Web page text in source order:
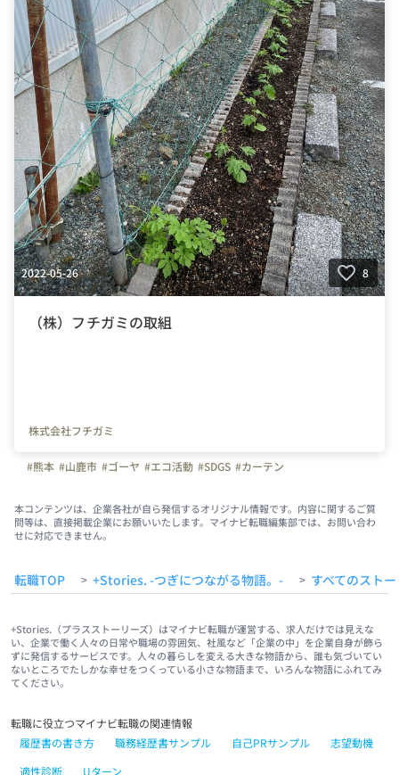
2022-05-26 8
（株）フチガミの取組
株式会社フチガミ
#熊本 #山鹿市 #ゴーヤ #エコ活動 #SDGS #カーテン
本コンテンツは、企業各社が自ら発信するオリジナル情報です。内容に関するご質
問等は、直接掲載企業にお願いいたします。マイナビ転職編集部では、お問い合わ
せに対応できません。
転職TOP > +Stories. -つぎにつながる物語。- > すべてのスト
+Stories.（プラスストーリーズ）はマイナビ転職が運営する、求人だけでは見えな
い、企業で働く人々の日常や職場の雰囲気、社風など「企業の中」を企業自身が飾ら
ずに発信するサービスです。人々の暮らしを変える大きな物語から、誰も気づいてい
ないところでたしかな幸せをつくっている小さな物語まで、いろんな物語にふれてみ
てください。
転職に役立つマイナビ転職の関連情報
履歴書の書き方
職務経歴書サンプル 自己PRサンプル
志望動機
適性診断
Uターン